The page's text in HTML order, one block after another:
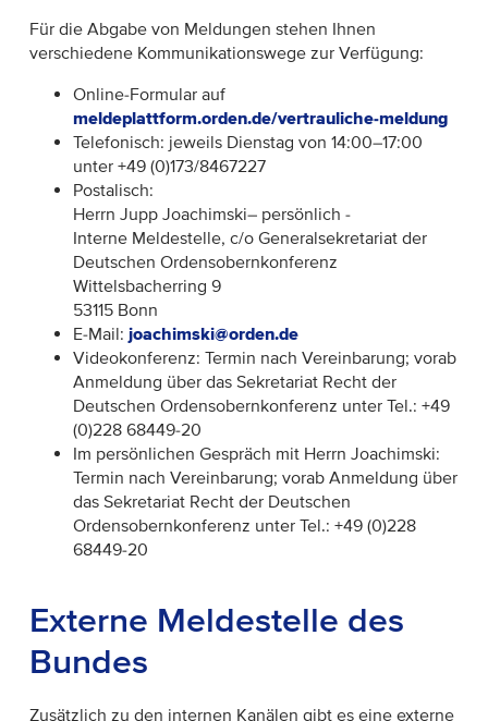
Für die Abgabe von Meldungen stehen Ihnen
verschiedene Kommunikationswege zur Verfügung:
Online-Formular auf
meldeplattform.orden.de/vertrauliche-meldung
Telefonisch: jeweils Dienstag von 14:00–17:00
unter +49 (0)173/8467227
Postalisch:
Herrn Jupp Joachimski– persönlich -
Interne Meldestelle, c/o Generalsekretariat der
Deutschen Ordensobernkonferenz
Wittelsbacherring 9
53115 Bonn
E-Mail: joachimski@orden.de
Videokonferenz: Termin nach Vereinbarung; vorab
Anmeldung über das Sekretariat Recht der
Deutschen Ordensobernkonferenz unter Tel.: +49
(0)228 68449-20
Im persönlichen Gespräch mit Herrn Joachimski:
Termin nach Vereinbarung; vorab Anmeldung über
das Sekretariat Recht der Deutschen
Ordensobernkonferenz unter Tel.: +49 (0)228
68449-20
Externe Meldestelle des
Bundes
Zusätzlich zu den internen Kanälen gibt es eine externe